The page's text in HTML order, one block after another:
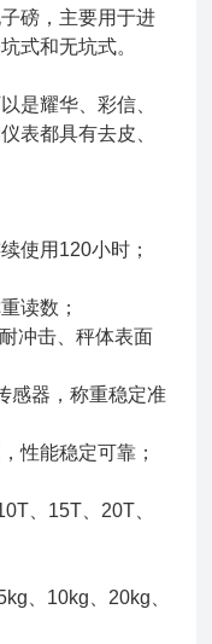
磅，主要用于进
式和无坑式。
是耀华、彩信、
表都具有去皮、
使用120小时；
读数；
冲击、秤体表面
感器，称重稳定准
性能稳定可靠；
、15T、20T、
、10kg、20kg、